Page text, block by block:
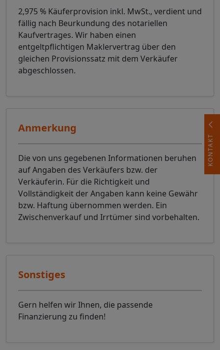
2,975 % Käuferprovision inkl. MwSt., verdient und
fällig nach Beurkundung des notariellen
Kaufvertrages. Wir haben einen
entgeltpflichtigen Maklervertrag über den
gleichen Provisionssatz mit dem Verkäufer
abgeschlossen.
Anmerkung
Die von uns gegebenen Informationen beruhen
auf Angaben des Verkäufers bzw. der
Verkäuferin. Für die Richtigkeit und
Vollständigkeit der Angaben kann keine Gewähr
bzw. Haftung übernommen werden. Ein
Zwischenverkauf und Irrtümer sind vorbehalten.
Sonstiges
Gern helfen wir Ihnen, die passende
Finanzierung zu finden!
KONTAKT